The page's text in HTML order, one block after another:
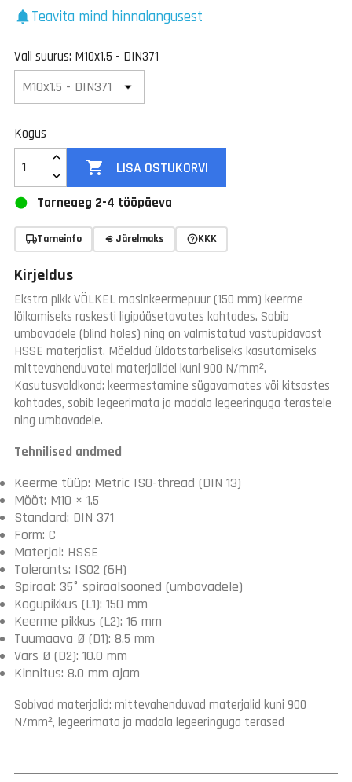
notificationsTeavita mind hinnalangusest
Vali suurus: M10x1.5 - DIN371
Kogus
 LISA OSTUKORVI
Tarneaeg 2-4 tööpäeva
Tarneinfo Järelmaks KKK
Kirjeldus
Ekstra pikk VÖLKEL masinkeermepuur (150 mm) keerme
lõikamiseks raskesti ligipääsetavates kohtades. Sobib
umbavadele (blind holes) ning on valmistatud vastupidavast
HSSE materjalist. Mõeldud üldotstarbeliseks kasutamiseks
mittevahenduvatel materjalidel kuni 900 N/mm².
Kasutusvaldkond: keermestamine sügavamates või kitsastes
kohtades, sobib legeerimata ja madala legeeringuga terastele
ning umbavadele.
Tehnilised andmed
Keerme tüüp: Metric ISO-thread (DIN 13)
Mõõt: M10 × 1.5
Standard: DIN 371
Form: C
Materjal: HSSE
Tolerants: ISO2 (6H)
Spiraal: 35° spiraalsooned (umbavadele)
Kogupikkus (L1): 150 mm
Keerme pikkus (L2): 16 mm
Tuumaava Ø (D1): 8.5 mm
Vars Ø (D2): 10.0 mm
Kinnitus: 8.0 mm ajam
Sobivad materjalid: mittevahenduvad materjalid kuni 900
N/mm², legeerimata ja madala legeeringuga terased